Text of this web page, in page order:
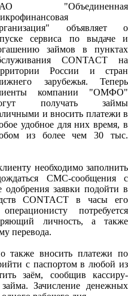
"Объединенная
объявляет о
сервиса по выдаче и
займов в пунктах
CONTACT на
России и стран
зарубежья. Теперь
компании "ОМФО"
получать займы
и вносить платежи в
удобное для них время, в
из более чем 30 тыс.
необходимо заполнить
СМС-сообщения с
заявки подойти в
CONTACT в часы его
потребуется
личность, а также
перевода.
также вносить платежи по
с паспортом в любой из
заём, сообщив кассиру-
Зачисление денежных